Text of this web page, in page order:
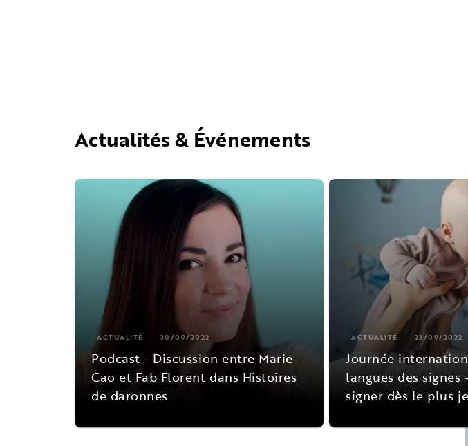
Actualités & Événements
ACTUALITÉ 30/09/2022
Podcast - Discussion entre Marie
Cao et Fab Florent dans Histoires
de daronnes
ACTUALITÉ 23/09/2022
Journée
langues des signes
signer dès le plus